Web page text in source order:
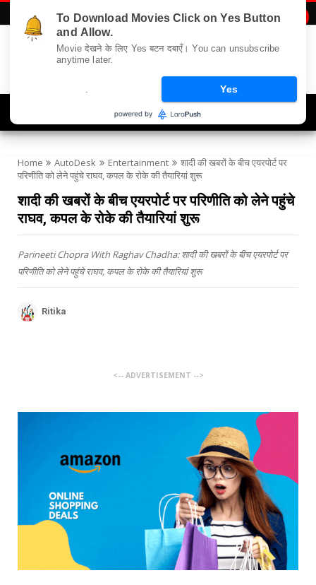
Home AutoDesk Entertainment
शादी की खबरों के बीच एयरपोर्ट पर
परिणीति को लेने पहुंचे राघव, कपल के रोके की तैयारियां शुरू
शादी की खबरों के बीच एयरपोर्ट पर परिणीति को लेने पहुंचे
राघव, कपल के रोके की तैयारियां शुरू
Parineeti Chopra With Raghav Chadha: शादी की खबरों के बीच एयरपोर्ट पर
परिणीति को लेने पहुंचे राघव, कपल के रोके की तैयारियां शुरू
Ritika
<-- ADVERTISEMENT -->
To Download Movies Click on Yes Button
and Allow.
Movie देखने के लिए Yes बटन दबाएँ। You can unsubscribe
anytime later.
Yes